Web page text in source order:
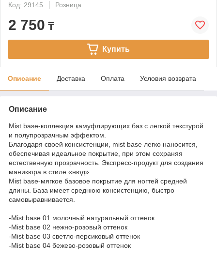
Код: 29145
Розница
2 750 ₸
Купить
Описание Доставка Оплата Условия возврата
Описание
Mist base-коллекция камуфлирующих баз с легкой текстурой
и полупрозрачным эффектом.
Благодаря своей консистенции, mist base легко наносится,
обеспечивая идеальное покрытие, при этом сохраняя
естественную прозрачность. Экспресс-продукт для создания
маникюра в стиле «нюд».
Mist base-мягкое базовое покрытие для ногтей средней
длины. База имеет среднюю консистенцию, быстро
самовыравнивается.
-Mist base 01 молочный натуральный оттенок
-Mist base 02 нежно-розовый оттенок
-Mist base 03 светло-персиковый оттенок
-Mist base 04 бежево-розовый оттенок